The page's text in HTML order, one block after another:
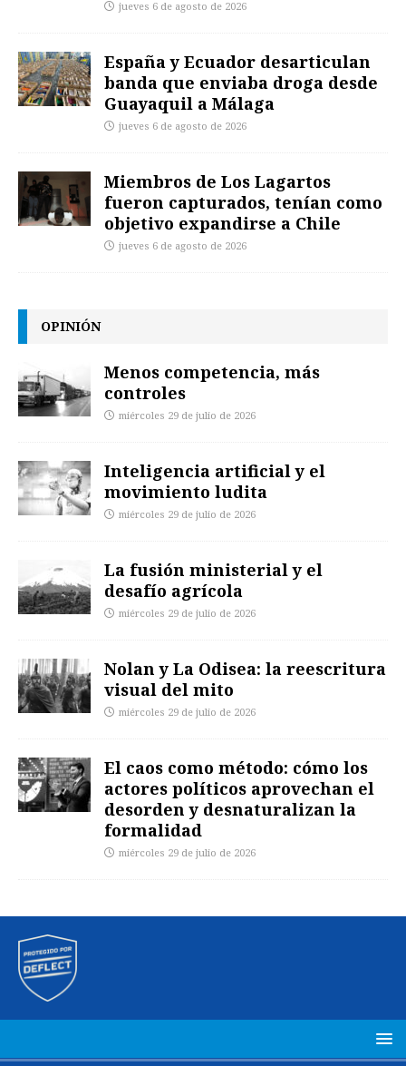
jueves 6 de agosto de 2026
España y Ecuador desarticulan
banda que enviaba droga desde
Guayaquil a Málaga
jueves 6 de agosto de 2026
Miembros de Los Lagartos
fueron capturados, tenían como
objetivo expandirse a Chile
jueves 6 de agosto de 2026
OPINIÓN
Menos competencia, más
controles
miércoles 29 de julio de 2026
Inteligencia artificial y el
movimiento ludita
miércoles 29 de julio de 2026
La fusión ministerial y el
desafío agrícola
miércoles 29 de julio de 2026
Nolan y La Odisea: la reescritura
visual del mito
miércoles 29 de julio de 2026
El caos como método: cómo los
actores políticos aprovechan el
desorden y desnaturalizan la
formalidad
miércoles 29 de julio de 2026